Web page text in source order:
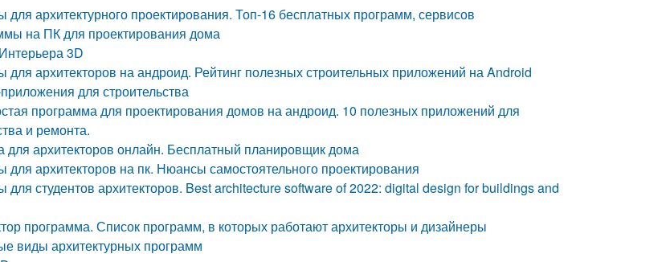
архитектурного проектирования. Топ-16 бесплатных программ, сервисов
на ПК для проектирования дома
3D
для архитекторов на андроид. Рейтинг полезных строительных приложений на Android
для строительства
программа для проектирования домов на андроид. 10 полезных приложений для
и ремонта.
для архитекторов онлайн. Бесплатный планировщик дома
архитекторов на пк. Нюансы самостоятельного проектирования
студентов архитекторов. Best architecture software of 2022: digital design for buildings and
программа. Список программ, в которых работают архитекторы и дизайнеры
виды архитектурных программ